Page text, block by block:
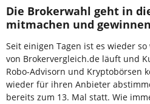
Die Brokerwahl geht in
mitmachen und gewinnen
Seit einigen Tagen ist es wieder
von Brokervergleich.de läuft und
Robo-Advisorn und Kryptobörsen
wieder für ihren Anbieter
bereits zum 13. Mal statt. Wie